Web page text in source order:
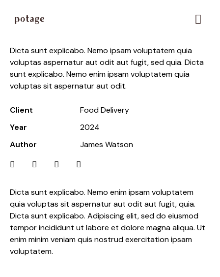
Dicta sunt explicabo. Nemo ipsam voluptatem quia
voluptas aspernatur aut odit aut fugit, sed quia. Dicta
sunt explicabo. Nemo enim ipsam voluptatem quia
voluptas sit aspernatur aut odit.
Client
Food Delivery
Year
2024
Author
James Watson
Dicta sunt explicabo. Nemo enim ipsam voluptatem
quia voluptas sit aspernatur aut odit aut fugit, quia.
Dicta sunt explicabo. Adipiscing elit, sed do eiusmod
tempor incididunt ut labore et dolore magna aliqua. Ut
enim minim veniam quis nostrud exercitation ipsam
voluptatem.